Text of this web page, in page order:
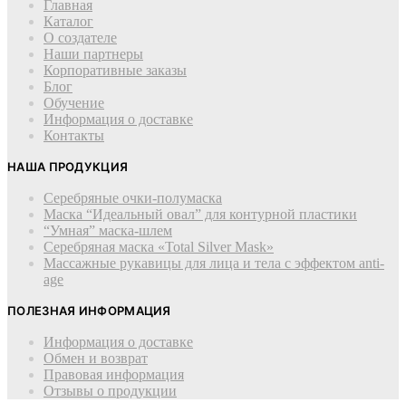
Главная
Каталог
О создателе
Наши партнеры
Корпоративные заказы
Блог
Обучение
Информация о доставке
Контакты
НАША ПРОДУКЦИЯ
Серебряные очки-полумаска
Маска “Идеальный овал” для контурной пластики
“Умная” маска-шлем
Cеребряная маска «Total Silver Mask»
Массажные рукавицы для лица и тела с эффектом anti-
age
ПОЛЕЗНАЯ ИНФОРМАЦИЯ
Информация о доставке
Обмен и возврат
Правовая информация
Отзывы о продукции